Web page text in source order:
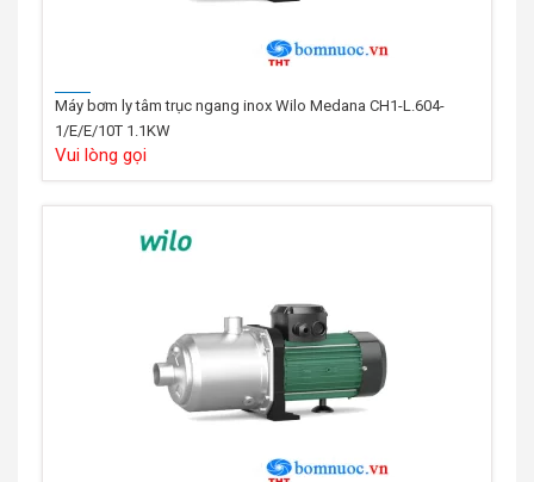
Máy bơm ly tâm trục ngang inox Wilo Medana CH1-L.604-
1/E/E/10T 1.1KW
Vui lòng gọi